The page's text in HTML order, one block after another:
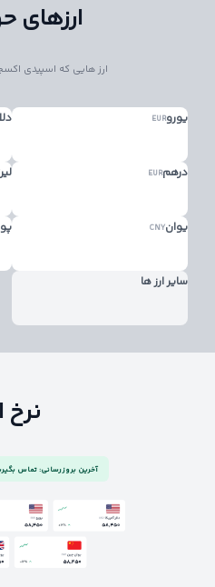
ارزهای
ارز هایی که اسپیدی
یوروEUR
درهمEUR لیر
یوانCNY
سایر ارز ها
نرخ
آخرین بروزرسانی: تماس